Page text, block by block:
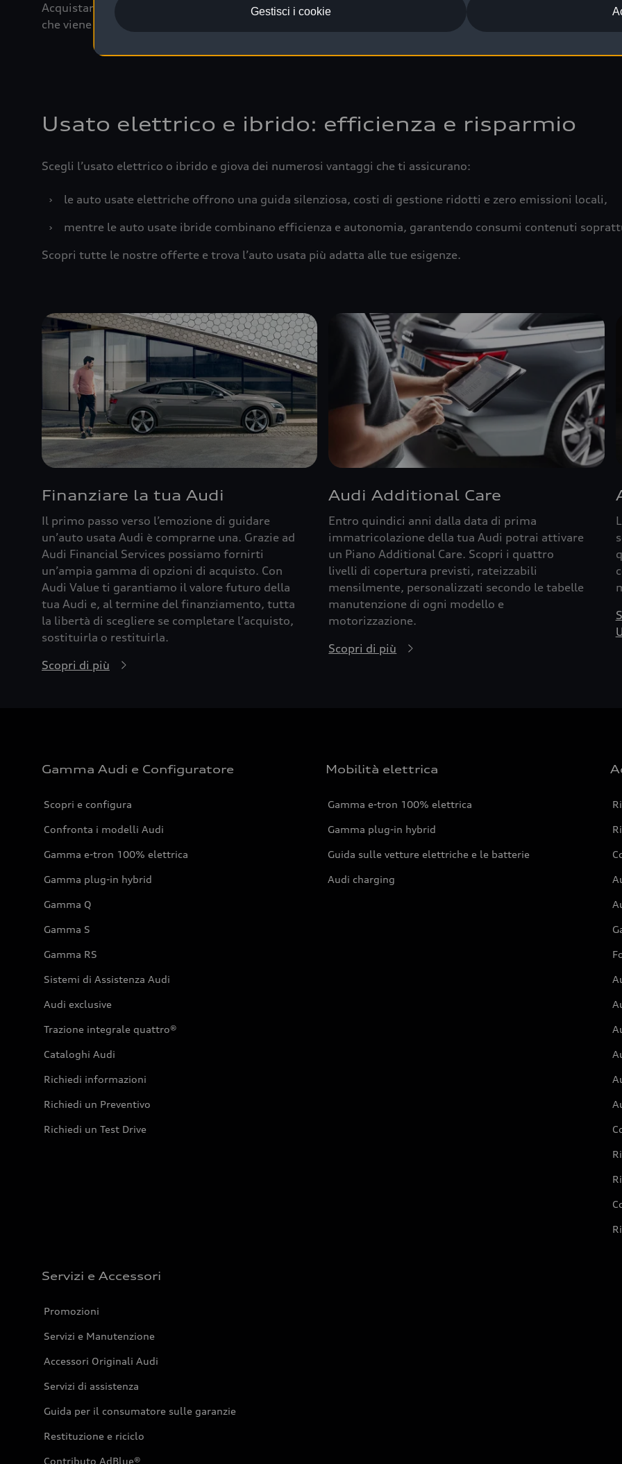
Acquistare un’auto usata in una Concessionaria ufficiale Audi che offre l’usato garantito tramite Audi
che viene sottoposto a 110 controlli approfonditi e coperto da garanzia fino a 4 anni per una maggiore
Usato elettrico e ibrido: efficienza e risparmio
Scegli l’usato elettrico o ibrido e giova dei numerosi vantaggi che ti assicurano:
›
le auto usate elettriche offrono una guida silenziosa, costi di gestione ridotti e zero emissioni locali,
›
mentre le auto usate ibride combinano efficienza e autonomia, garantendo consumi contenuti
Scopri tutte le nostre offerte e trova l’auto usata più adatta alle tue esigenze.
Finanziare la tua Audi
Il primo passo verso l’emozione di guidare
un’auto usata Audi è comprarne una. Grazie ad
Audi Financial Services possiamo fornirti
un’ampia gamma di opzioni di acquisto. Con
Audi Value ti garantiamo il valore futuro della
tua Audi e, al termine del finanziamento, tutta
la libertà di scegliere se completare l’acquisto,
sostituirla o restituirla.
Scopri di più
Audi Additional Care
Entro quindici anni dalla data di prima
immatricolazione della tua Audi potrai attivare
un Piano Additional Care. Scopri i quattro
livelli di copertura previsti, rateizzabili
mensilmente, personalizzati secondo le tabelle
manutenzione di ogni modello e
motorizzazione.
Scopri di più
Gamma Audi e Configuratore
Scopri e configura
Confronta i modelli Audi
Gamma e-tron 100% elettrica
Gamma plug-in hybrid
Gamma Q
Gamma S
Gamma RS
Sistemi di Assistenza Audi
Audi exclusive
Trazione integrale quattro®
Cataloghi Audi
Richiedi informazioni
Richiedi un Preventivo
Richiedi un Test Drive
Mobilità elettrica
Gamma e-tron 100% elettrica
Gamma plug-in hybrid
Guida sulle vetture elettriche e le batterie
Audi charging
Servizi e Accessori
Promozioni
Servizi e Manutenzione
Accessori Originali Audi
Servizi di assistenza
Guida per il consumatore sulle garanzie
Restituzione e riciclo
Contributo AdBlue®
Gestisci i cookie